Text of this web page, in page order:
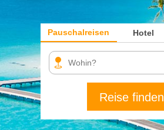
Pauschalreisen Hotel
Reise finden